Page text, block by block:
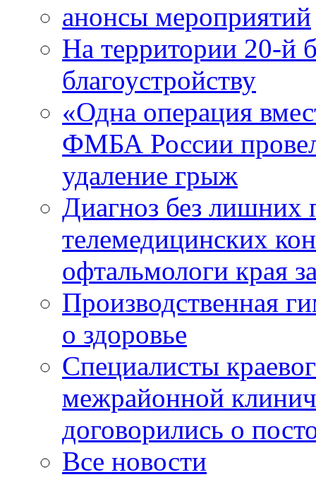
анонсы мероприятий
На территории 20-й
благоустройству
«Одна операция
ФМБА России
удаление грыж
Диагноз без лишних
телемедицинских
офтальмологи края
Производственная
о здоровье
Специалисты
межрайонной
договорились о
Все новости